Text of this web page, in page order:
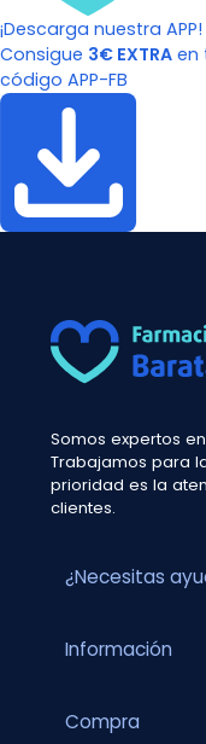
¡Descarga nuestra APP!
Consigue 3€ EXTRA en
código APP-FB
Somos expertos
Trabajamos para
prioridad es la
clientes.
¿Necesitas
Información
Compra